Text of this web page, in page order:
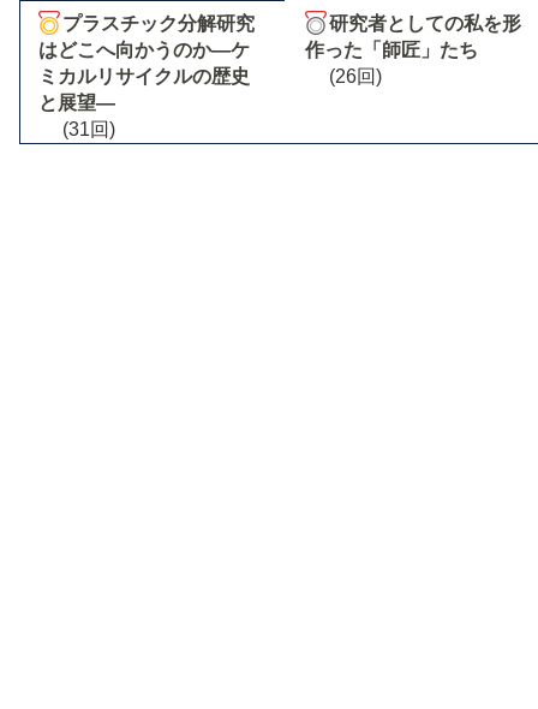
プラスチック分解研究
はどこへ向かうのか―ケ
ミカルリサイクルの歴史
と展望―
(31回)
研究者としての私を形
作った「師匠」たち
(26回)